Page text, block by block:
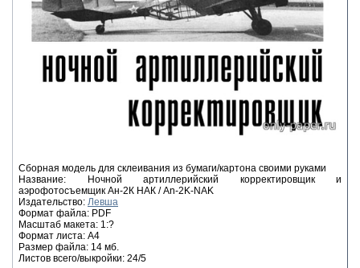
Сборная модель для склеивания из бумаги/картона своими руками
Название: Ночной артиллерийский корректировщик и
аэрофотосъемщик Ан-2К НАК / An-2K-NAK
Издательство: Левша
Формат файла: PDF
Масштаб макета: 1:?
Формат листа: А4
Размер файла: 14 мб.
Листов всего/выкройки: 24/5